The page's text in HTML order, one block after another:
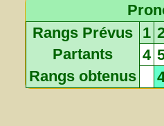
Rangs Prévus 1
Partants
4
Rangs obtenus